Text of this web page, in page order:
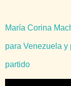
María Corina
para Venezuela
partido